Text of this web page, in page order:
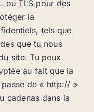
ou TLS pour des
la
tels que
que tu nous
site. Tu peux
au fait que la
passe de « http:// »
cadenas dans la